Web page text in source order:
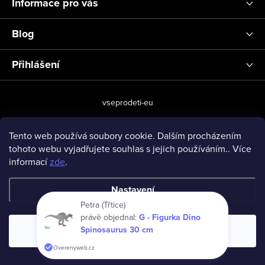
Tento web používá soubory cookie. Dalším procházením
tohoto webu vyjadřujete souhlas s jejich používáním.. Více
informacízde.
Nastavení
Souhlasím
Blog
Přihlášení
vseprodeti-eu
Copyright 2026www.vseprodeti.eu. Všechna práva vyhrazena.
Petra (Třtice)
právě objednal:G - Figurka Dino
Spinosaurus 30 cm
Overenyweb.cz